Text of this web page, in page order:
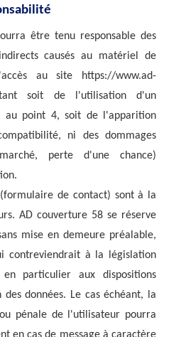
être tenu responsable des
causés au matériel de
au site https://www.ad-
soit de l'utilisation d'un
au point 4, soit de l'apparition
ni des dommages
perte d'une chance)
de contact) sont à la
AD couverture 58 se réserve
mise en demeure préalable,
contreviendrait à la législation
particulier aux dispositions
données. Le cas échéant, la
pénale de l'utilisateur pourra